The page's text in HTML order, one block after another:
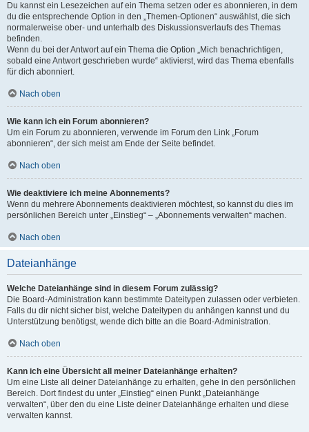
Du kannst ein Lesezeichen auf ein Thema setzen oder es abonnieren, in dem
du die entsprechende Option in den „Themen-Optionen“ auswählst, die sich
normalerweise ober- und unterhalb des Diskussionsverlaufs des Themas
befinden.
Wenn du bei der Antwort auf ein Thema die Option „Mich benachrichtigen,
sobald eine Antwort geschrieben wurde“ aktivierst, wird das Thema ebenfalls
für dich abonniert.
Nach oben
Wie kann ich ein Forum abonnieren?
Um ein Forum zu abonnieren, verwende im Forum den Link „Forum
abonnieren“, der sich meist am Ende der Seite befindet.
Nach oben
Wie deaktiviere ich meine Abonnements?
Wenn du mehrere Abonnements deaktivieren möchtest, so kannst du dies im
persönlichen Bereich unter „Einstieg“ – „Abonnements verwalten“ machen.
Nach oben
Dateianhänge
Welche Dateianhänge sind in diesem Forum zulässig?
Die Board-Administration kann bestimmte Dateitypen zulassen oder verbieten.
Falls du dir nicht sicher bist, welche Dateitypen du anhängen kannst und du
Unterstützung benötigst, wende dich bitte an die Board-Administration.
Nach oben
Kann ich eine Übersicht all meiner Dateianhänge erhalten?
Um eine Liste all deiner Dateianhänge zu erhalten, gehe in den persönlichen
Bereich. Dort findest du unter „Einstieg“ einen Punkt „Dateianhänge
verwalten“, über den du eine Liste deiner Dateianhänge erhalten und diese
verwalten kannst.